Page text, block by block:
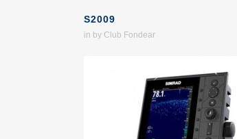
S2009
in by Club Fondear